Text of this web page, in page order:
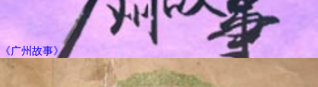
《广州故事》